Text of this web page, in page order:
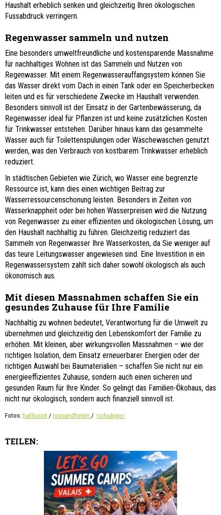
Haushalt erheblich senken und gleichzeitig Ihren ökologischen
Fussabdruck verringern.
Regenwasser sammeln und nutzen
Eine besonders umweltfreundliche und kostensparende Massnahme
für nachhaltiges Wohnen ist das Sammeln und Nutzen von
Regenwasser. Mit einem Regenwasserauffangsystem können Sie
das Wasser direkt vom Dach in einen Tank oder ein Speicherbecken
leiten und es für verschiedene Zwecke im Haushalt verwenden.
Besonders sinnvoll ist der Einsatz in der Gartenbewässerung, da
Regenwasser ideal für Pflanzen ist und keine zusätzlichen Kosten
für Trinkwasser entstehen. Darüber hinaus kann das gesammelte
Wasser auch für Toilettenspülungen oder Wäschewaschen genutzt
werden, was den Verbrauch von kostbarem Trinkwasser erheblich
reduziert.
In städtischen Gebieten wie Zürich, wo Wasser eine begrenzte
Ressource ist, kann dies einen wichtigen Beitrag zur
Wasserressourcenschonung leisten. Besonders in Zeiten von
Wasserknappheit oder bei hohen Wasserpreisen wird die Nutzung
von Regenwasser zu einer effizienten und ökologischen Lösung, um
den Haushalt nachhaltig zu führen. Gleichzeitig reduziert das
Sammeln von Regenwasser Ihre Wasserkosten, da Sie weniger auf
das teure Leitungswasser angewiesen sind. Eine Investition in ein
Regenwassersystem zahlt sich daher sowohl ökologisch als auch
ökonomisch aus.
Mit diesen Massnahmen schaffen Sie ein
gesundes Zuhause für Ihre Familie
Nachhaltig zu wohnen bedeutet, Verantwortung für die Umwelt zu
übernehmen und gleichzeitig den Lebenskomfort der Familie zu
erhöhen. Mit kleinen, aber wirkungsvollen Massnahmen – wie der
richtigen Isolation, dem Einsatz erneuerbarer Energien oder der
richtigen Auswahl bei Baumaterialien – schaffen Sie nicht nur ein
energieeffizientes Zuhause, sondern auch einen sicheren und
gesunden Raum für Ihre Kinder. So gelingt das Familien-Ökohaus, das
nicht nur ökologisch, sondern auch finanziell sinnvoll ist.
Fotos: halfpoint / rossandhelen / Ischukigor
TEILEN: